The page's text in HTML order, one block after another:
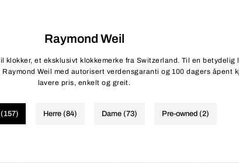
Raymond Weil
klokker, et eksklusivt klokkemerke fra Switzerland. Til en betydelig
Weil med autorisert verdensgaranti og 100 dagers åpent
lavere pris, enkelt og greit.
Herre (84) Dame (73) Pre-owned (2)